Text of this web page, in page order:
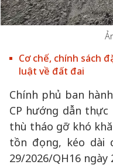
Cơ chế, chính sách
luật về đất đai
Chính phủ ban
CP hướng dẫn thực
thù tháo gỡ khó
tồn đọng, kéo dài
29/2026/QH16 ngày